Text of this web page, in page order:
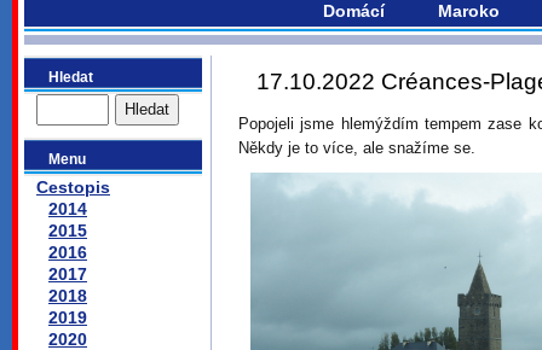
Domácí Maroko
Hledat
Menu
Cestopis
2014
2015
2016
2017
2018
2019
2020
17.10.2022 Créances-
Popojeli jsme hlemýždím tempem zase
Někdy je to více, ale snažíme se.